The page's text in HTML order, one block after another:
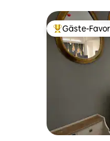
Beliebter
Gäste-